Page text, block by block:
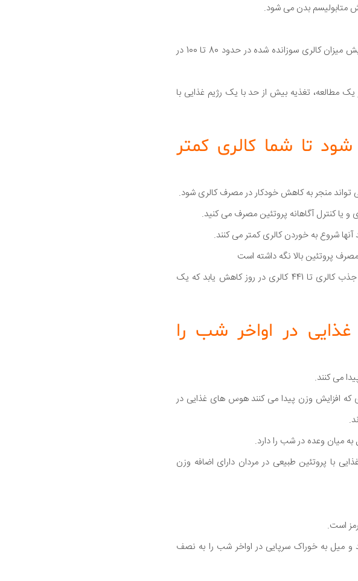
متابولیسم بدن می شود.
نشان داده شده است مصرف پروتئین بالا برای افزایش سوخت و ساز بدن و افزایش میزان کالری سوزانده شده در حدود 80 تا 100 در
یک مطالعه، تغذیه بیش از حد با یک رژیم غذایی با
تا شما کالری کمتر
تواند منجر به کاهش خودکار در مصرف کالری شود.
و یا کنترل آگاهانه پروتئین مصرف می کنید.
شروع به خوردن کالری کمتر می کنند.
پروتئین بالا نگه داشته است
در یک مطالعه، پروتئین در30 درصد از کالری در مردم باعث شد به طور خودکار جذب کالری تا 441 کالری در روز کاهش یابد که یک
در اواخر شب را
می کنند.
که افزایش وزن پیدا می کنند هوس های غذایی در
میان وعده در شب را دارد.
با پروتئین طبیعی در مردان دارای اضافه وزن
است.
تا 60٪ منحنی را کاهش می دهد و میل به خوراک سرپایی در اواخر شب را به نصف